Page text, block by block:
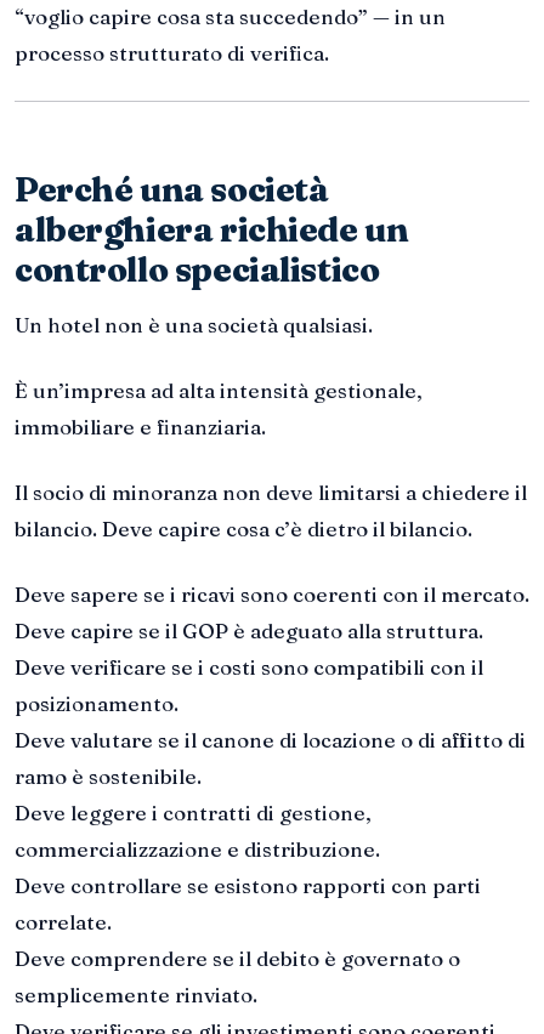
“voglio capire cosa sta succedendo” — in un
processo strutturato di verifica.
Perché una società
alberghiera richiede un
controllo specialistico
Un hotel non è una società qualsiasi.
È un’impresa ad alta intensità gestionale,
immobiliare e finanziaria.
Il socio di minoranza non deve limitarsi a chiedere il
bilancio. Deve capire cosa c’è dietro il bilancio.
Deve sapere se i ricavi sono coerenti con il mercato.
Deve capire se il GOP è adeguato alla struttura.
Deve verificare se i costi sono compatibili con il
posizionamento.
Deve valutare se il canone di locazione o di affitto di
ramo è sostenibile.
Deve leggere i contratti di gestione,
commercializzazione e distribuzione.
Deve controllare se esistono rapporti con parti
correlate.
Deve comprendere se il debito è governato o
semplicemente rinviato.